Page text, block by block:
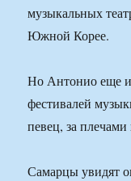
музыкальных
Южной Корее.
Но Антонио еще
фестивалей
певец, за
Самарцы увидят